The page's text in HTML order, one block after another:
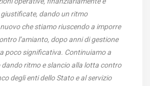
dando un ritmo
che stiamo riuscendo a imporre
l’amianto, dopo anni di gestione
poco significativa. Continuiamo a
ritmo e slancio alla lotta contro
degli enti dello Stato e al servizio